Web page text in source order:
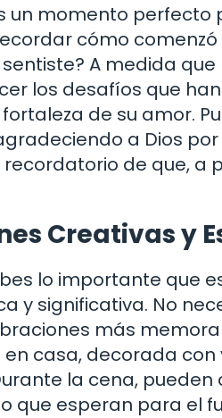
un momento
cómo
sentiste? A medida
los desafíos que
de su amor.
a Dios
de que, a
Creativas y
lo importante que
y significativa. No
más
casa, decorada
la cena,
que esperan para el